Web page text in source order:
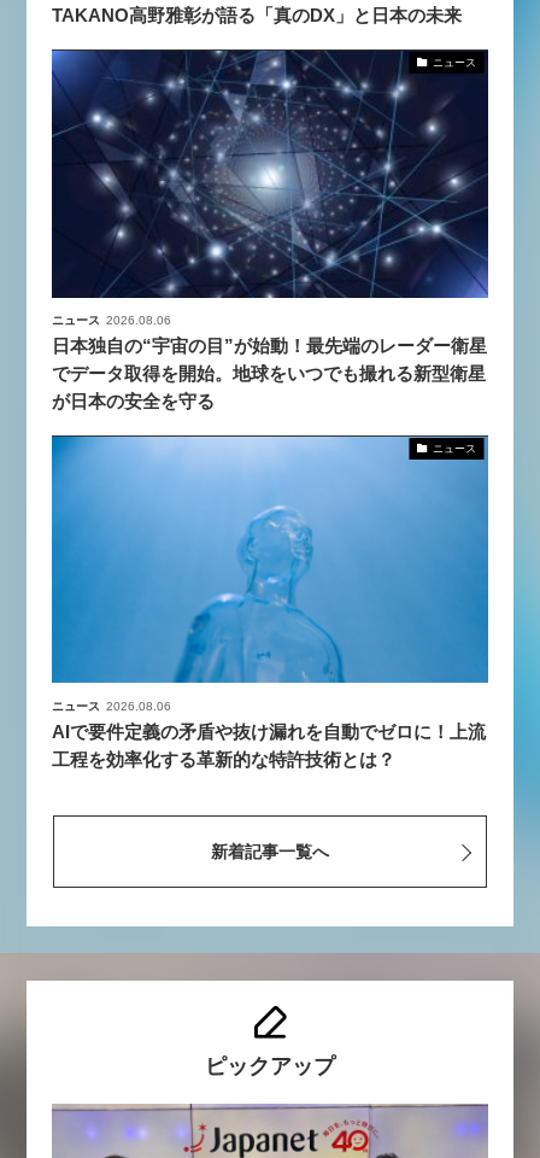
TAKANO高野雅彰が語る「真のDX」と日本の未来
ニュース
ニュース 2026.08.06
日本独自の“宇宙の目”が始動！最先端のレーダー衛星
でデータ取得を開始。地球をいつでも撮れる新型衛星
が日本の安全を守る
ニュース
ニュース 2026.08.06
AIで要件定義の矛盾や抜け漏れを自動でゼロに！上流
工程を効率化する革新的な特許技術とは？
新着記事一覧へ
ピックアップ